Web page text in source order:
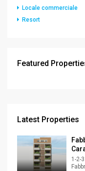
Locale commerciale
Resort
Featured
Latest Properties
1-2-